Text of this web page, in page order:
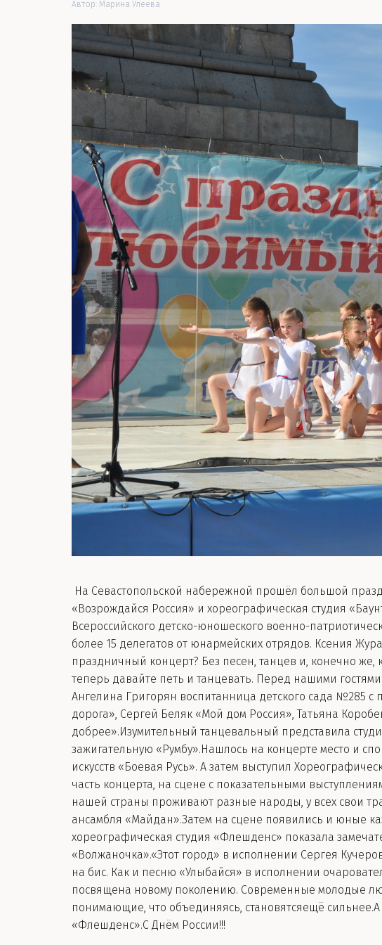
Автор: Марина Улеева
На Севастопольской набережной прошёл большой
«Возрождайся Россия» и хореографическая студия
Всероссийского детско-юношеского военно-
более 15 делегатов от юнармейских отрядов. Ксения
праздничный концерт? Без песен, танцев и, конечно
теперь давайте петь и танцевать. Перед нашими
Ангелина Григорян воспитанница детского сада №285
дорога», Сергей Беляк «Мой дом Россия», Татьяна
добрее».Изумительный танцевальный представила
зажигательную «Румбу».Нашлось на концерте место и
искусств «Боевая Русь». А затем выступил
часть концерта, на сцене с показательными
нашей страны проживают разные народы, у всех свои
ансамбля «Майдан».Затем на сцене появились и юные
хореографическая студия «Флешденс» показала
«Волжаночка».«Этот город» в исполнении Сергея
на бис. Как и песню «Улыбайся» в исполнении
посвящена новому поколению. Современные молодые
понимающие, что объединяясь, становятсяещё
«Флешденс».С Днём России!!!